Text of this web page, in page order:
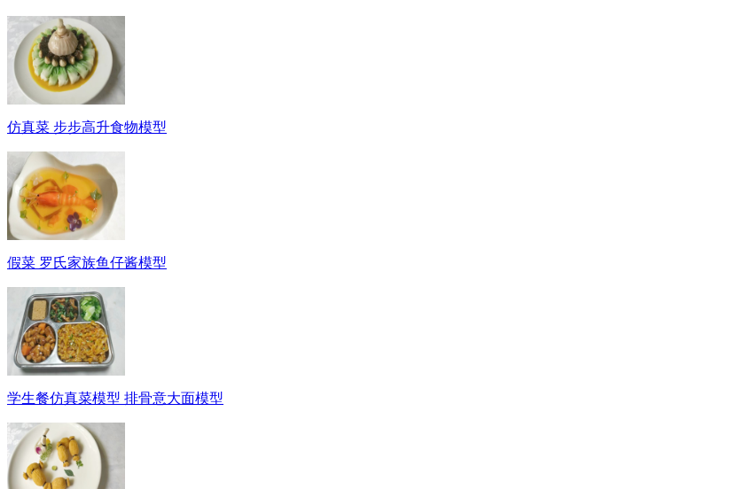
仿真菜 步步高升食物模型
假菜 罗氏家族鱼仔酱模型
学生餐仿真菜模型 排骨意大面模型